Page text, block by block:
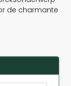
de charmante